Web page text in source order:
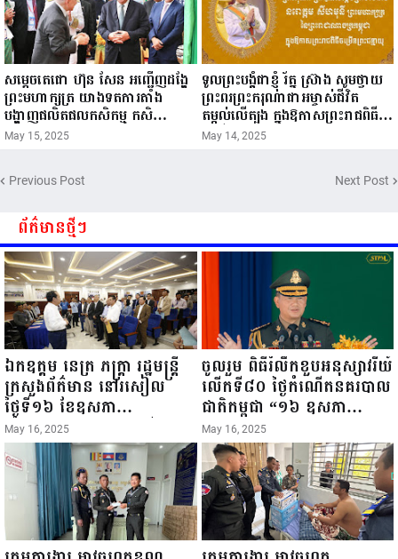
សម្តេចតេជោ ហ៊ុន សែន អញ្ជើញដង្ហែ
ព្រះមហាក្សត្រ យាងទតការតាំង
បង្ហាញផលិតផលកសិកម្ម កសិ
ឧស្សាហកម្ម និងសិប្បកម្ម ក្នុងព្រះរាជ
May 15, 2025
ទូលព្រះបង្គំជាខ្ញុំ រ័ត្ន ស្រ៊ាង សូមថ្វាយ
ព្រះពរព្រះករុណាជាអម្ចាស់ជីវិត
តម្កល់លើត្បូង ក្នុងឱកាសព្រះរាជពិធី
ចម្រើនព្រះជន្ម គម្រប់ខួប៧២ យាងចូល
May 14, 2025
Previous Post Next Post
ព័ត៌មានថ្មីៗ
ឯកឧត្តម នេត្រ ភក្ត្រា រដ្ឋមន្ត្រី
ក្រសួងព័ត៌មាន នៅរសៀល
ថ្ងៃទី១៦ ខែឧសភា
ឆ្នាំ២០២៥នេះ បានអញ្ជើញចុះ
ធ្វើជំរឿនថ្នាក់ដឹកនាំមន្ត្រីរាជ
ការស៉ីវិល នៃក្រសួងព័ត៌មាន...
May 16, 2025
ចូលរួម ពិធីរំលឹកខួបអនុស្សាវរីយ៍
លើកទី៨០ ថ្ងៃកំណើតនគរបាល
ជាតិកម្ពុជា “១៦ ឧសភា
១៩៤៥ ~ ១៦ ឧសភា
២០២៥”...
May 16, 2025